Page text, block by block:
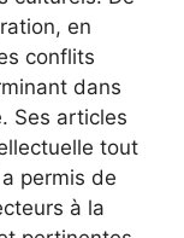
en
conflits
dans
Ses articles
tout
permis de
à la